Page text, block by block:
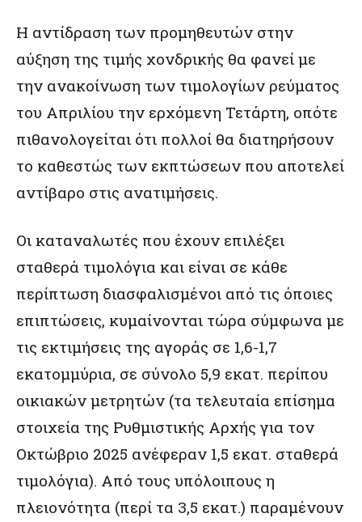
Η αντίδραση των προμηθευτών στην
αύξηση της τιμής χονδρικής θα φανεί με
την ανακοίνωση των τιμολογίων ρεύματος
του Απριλίου την ερχόμενη Τετάρτη, οπότε
πιθανολογείται ότι πολλοί θα διατηρήσουν
το καθεστώς των εκπτώσεων που αποτελεί
αντίβαρο στις ανατιμήσεις.
Οι καταναλωτές που έχουν επιλέξει
σταθερά τιμολόγια και είναι σε κάθε
περίπτωση διασφαλισμένοι από τις όποιες
επιπτώσεις, κυμαίνονται τώρα σύμφωνα με
τις εκτιμήσεις της αγοράς σε 1,6-1,7
εκατομμύρια, σε σύνολο 5,9 εκατ. περίπου
οικιακών μετρητών (τα τελευταία επίσημα
στοιχεία της Ρυθμιστικής Αρχής για τον
Οκτώβριο 2025 ανέφεραν 1,5 εκατ. σταθερά
τιμολόγια). Από τους υπόλοιπους η
πλειονότητα (περί τα 3,5 εκατ.) παραμένουν